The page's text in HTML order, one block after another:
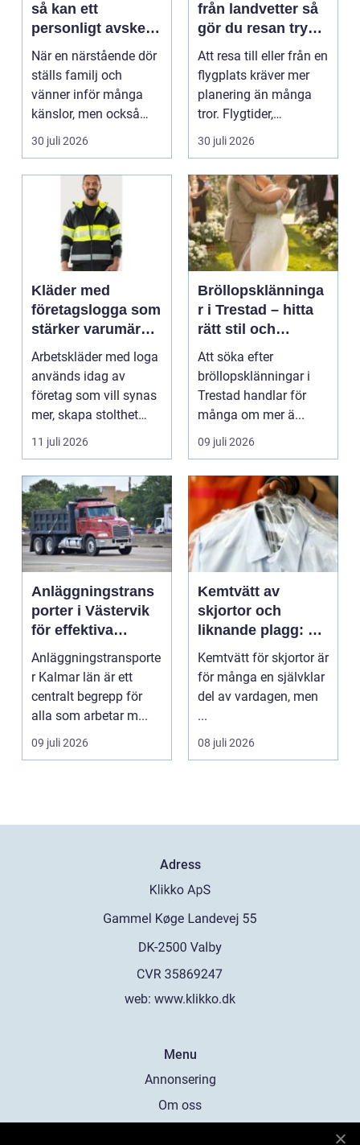
så kan ett
personligt avsked
formas
När en närstående dör
ställs familj och
vänner inför många
känslor, men också
praktiska beslut. En b...
30 juli 2026
från landvetter så
gör du resan trygg
och smidig
Att resa till eller från en
flygplats kräver mer
planering än många
tror. Flygtider,
packning, säker...
30 juli 2026
Kläder med
företagslogga som
stärker varumärket
varje dag
Arbetskläder med loga
används idag av
företag som vill synas
mer, skapa stolthet
inte...
11 juli 2026
Bröllopsklänninga
r i Trestad – hitta
rätt stil och
passform inför den
stora dagen
Att söka efter
bröllopsklänningar i
Trestad handlar för
många om mer ä...
09 juli 2026
Anläggningstrans
porter i Västervik
för effektiva
byggprojekt
Anläggningstransporte
r Kalmar län är ett
centralt begrepp för
alla som arbetar m...
09 juli 2026
Kemtvätt av
skjortor och
liknande plagg: Så
fungerar
professionell
klädvård i
Kemtvätt för skjortor är
för många en självklar
del av vardagen, men
...
08 juli 2026
Adress
web: www.klikko.dk
Menu
Annonsering
Om oss